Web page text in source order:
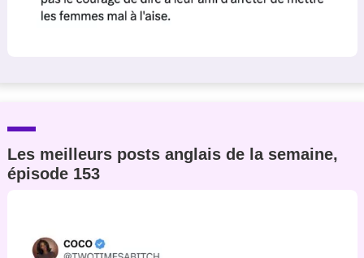
Les meilleurs posts anglais de la semaine,
épisode 153